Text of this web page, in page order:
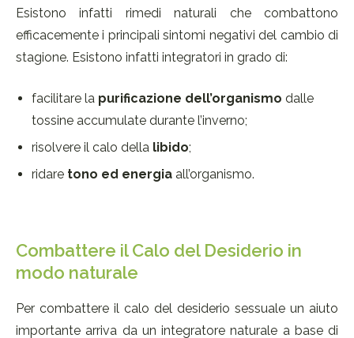
Esistono infatti rimedi naturali che combattono
efficacemente i principali sintomi negativi del cambio di
stagione. Esistono infatti integratori in grado di:
facilitare la purificazione dell’organismo dalle
tossine accumulate durante l’inverno;
risolvere il calo della libido;
ridare tono ed energia all’organismo.
Combattere il Calo del Desiderio in
modo naturale
Per combattere il calo del desiderio sessuale un aiuto
importante arriva da un integratore naturale a base di